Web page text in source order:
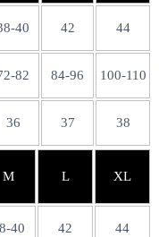
40 42 44
82 84-96 100-110
36 37 38
M L XL
40 42 44